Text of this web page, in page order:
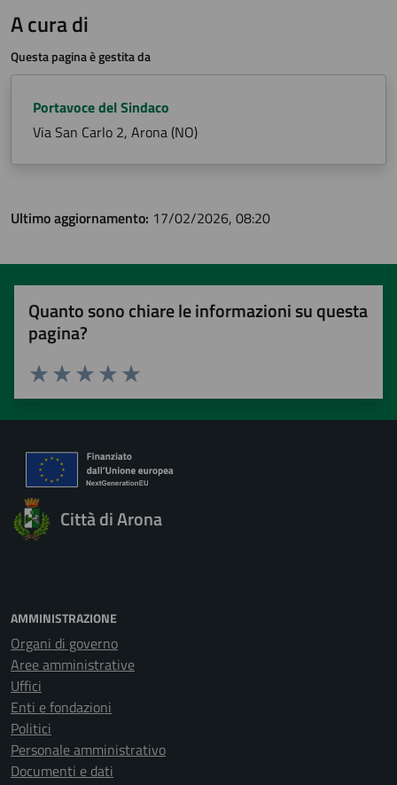
A cura di
Questa pagina è gestita da
Portavoce del Sindaco
Via San Carlo 2, Arona (NO)
Ultimo aggiornamento: 17/02/2026, 08:20
Quanto sono chiare le informazioni su questa
pagina?
Valuta 5 stelle su 5
Valuta 4 stelle su 5
Valuta 3 stelle su 5
Valuta 2 stelle su 5
Valuta 1 stelle su 5
Città di Arona
AMMINISTRAZIONE
Organi di governo
Aree amministrative
Uffici
Enti e fondazioni
Politici
Personale amministrativo
Documenti e dati